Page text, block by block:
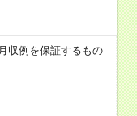
例を保証するもの